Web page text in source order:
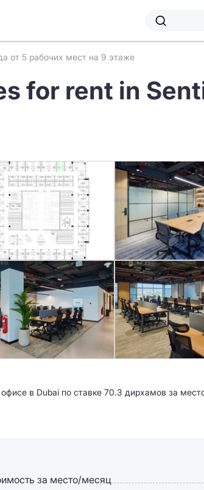
от 5 рабочих мест на 9 этаже
for rent in
в Dubai по ставке 70.3 дирхамов за
за место/месяц